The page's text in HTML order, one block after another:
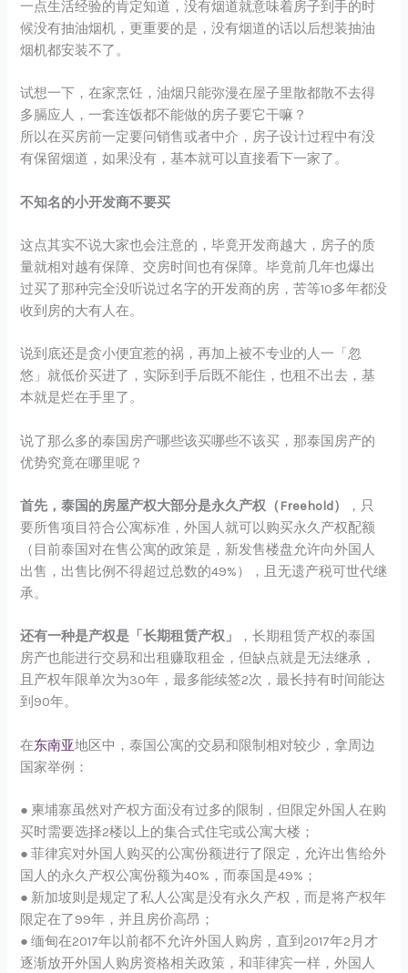
一点生活经验的肯定知道，没有烟道就意味着房子到手的时
候没有抽油烟机，更重要的是，没有烟道的话以后想装抽油
烟机都安装不了。
试想一下，在家烹饪，油烟只能弥漫在屋子里散都散不去得
多膈应人，一套连饭都不能做的房子要它干嘛？
所以在买房前一定要问销售或者中介，房子设计过程中有没
有保留烟道，如果没有，基本就可以直接看下一家了。
不知名的小开发商不要买
这点其实不说大家也会注意的，毕竟开发商越大，房子的质
量就相对越有保障、交房时间也有保障。毕竟前几年也爆出
过买了那种完全没听说过名字的开发商的房，苦等10多年都没
收到房的大有人在。
说到底还是贪小便宜惹的祸，再加上被不专业的人一「忽
悠」就低价买进了，实际到手后既不能住，也租不出去，基
本就是烂在手里了。
说了那么多的泰国房产哪些该买哪些不该买，那泰国房产的
优势究竟在哪里呢？
首先，泰国的房屋产权大部分是永久产权（Freehold）
，只
要所售项目符合公寓标准，外国人就可以购买永久产权配额
（目前泰国对在售公寓的政策是，新发售楼盘允许向外国人
出售，出售比例不得超过总数的49%），且无遗产税可世代继
承。
还有一种是产权是「长期租赁产权」
，长期租赁产权的泰国
房产也能进行交易和出租赚取租金，但缺点就是无法继承，
且产权年限单次为30年，最多能续签2次，最长持有时间能达
到90年。
在东南亚地区中，泰国公寓的交易和限制相对较少，拿周边
国家举例：
● 柬埔寨虽然对产权方面没有过多的限制，但限定外国人在购
买时需要选择2楼以上的集合式住宅或公寓大楼；
● 菲律宾对外国人购买的公寓份额进行了限定，允许出售给外
国人的永久产权公寓份额为40%，而泰国是49%；
● 新加坡则是规定了私人公寓是没有永久产权，而是将产权年
限定在了99年，并且房价高昂；
● 缅甸在2017年以前都不允许外国人购房，直到2017年2月才
逐渐放开外国人购房资格相关政策，和菲律宾一样，外国人